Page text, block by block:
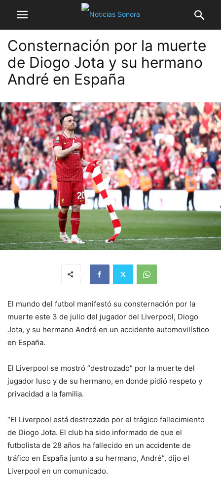
Consternación por la muerte
de Diogo Jota y su hermano
André en España
El mundo del futbol manifestó su consternación por la
muerte este 3 de julio del jugador del Liverpool, Diogo
Jota, y su hermano André en un accidente automovilístico
en España.
El Liverpool se mostró “destrozado” por la muerte del
jugador luso y de su hermano, en donde pidió respeto y
privacidad a la familia.
“El Liverpool está destrozado por el trágico fallecimiento
de Diogo Jota. El club ha sido informado de que el
futbolista de 28 años ha fallecido en un accidente de
tráfico en España junto a su hermano, André”, dijo el
Liverpool en un comunicado.